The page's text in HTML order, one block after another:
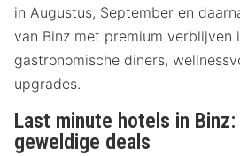
in Augustus, September en
van Binz met premium verblijven
gastronomische diners,
upgrades.
Last minute hotels in
geweldige deals